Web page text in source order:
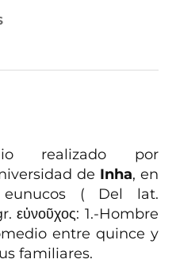
realizado por
de Inha, en
( Del lat.
εὐνοῦχος: 1.-Hombre
entre quince y
familiares.